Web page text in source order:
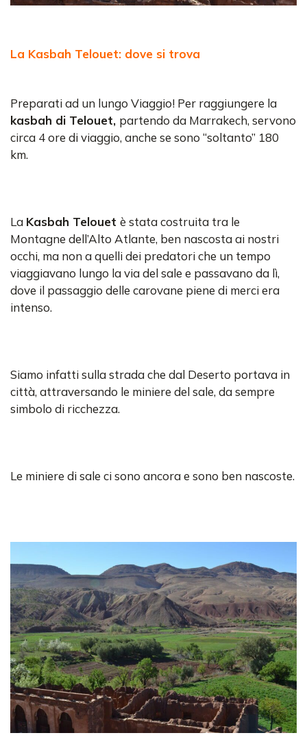
La Kasbah Telouet: dove si trova
Preparati ad un lungo Viaggio! Per raggiungere la
kasbah di Telouet, partendo da Marrakech, servono
circa 4 ore di viaggio, anche se sono “soltanto” 180
km.
La Kasbah Telouet è stata costruita tra le
Montagne dell’Alto Atlante, ben nascosta ai nostri
occhi, ma non a quelli dei predatori che un tempo
viaggiavano lungo la via del sale e passavano da lì,
dove il passaggio delle carovane piene di merci era
intenso.
Siamo infatti sulla strada che dal Deserto portava in
città, attraversando le miniere del sale, da sempre
simbolo di ricchezza.
Le miniere di sale ci sono ancora e sono ben nascoste.